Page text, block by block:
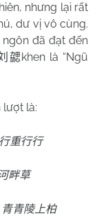
nhưng lại rất
dư vị vô cùng.
đã đạt đến
勰khen là “Ngũ
lượt là:
重行行
畔草
青青陵上柏